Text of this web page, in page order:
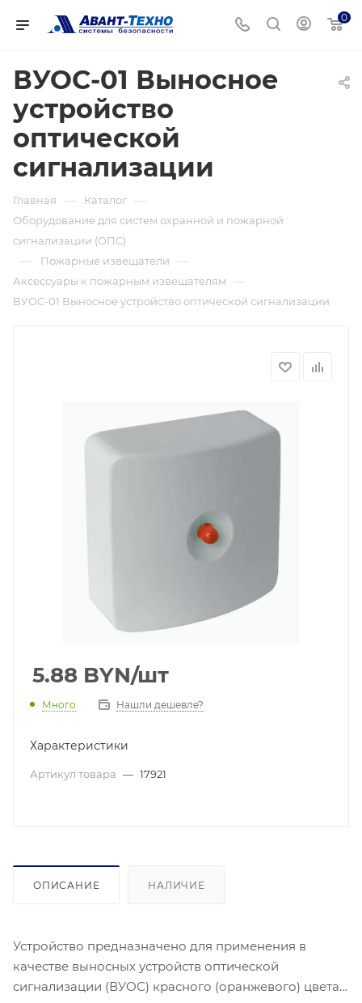
0
ВУОС-01 Выносное
устройство
оптической
сигнализации
Главная — Каталог —
Оборудование для систем охранной и пожарной
сигнализации (ОПС)
— Пожарные извещатели —
Аксессуары к пожарным извещателям —
ВУОС-01 Выносное устройство оптической сигнализации
5.88 BYN/шт
Много Нашли дешевле?
Характеристики
Артикул товара — 17921
ОПИСАНИЕ НАЛИЧИЕ
Устройство предназначено для применения в
качестве выносных устройств оптической
сигнализации (ВУОС) красного (оранжевого) цвета